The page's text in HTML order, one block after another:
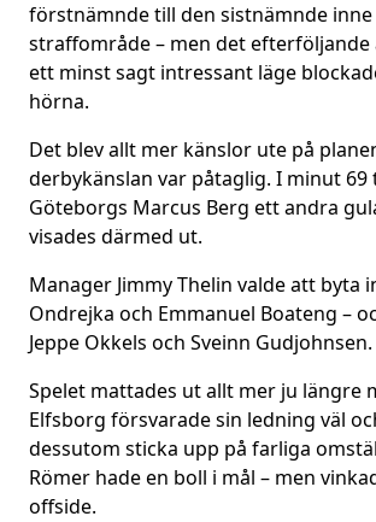
förstnämnde till den sistnämnde
straffområde – men det efterföljande
ett minst sagt intressant läge
hörna.
Det blev allt mer känslor ute på
derbykänslan var påtaglig. I minut 69
Göteborgs Marcus Berg ett andra
visades därmed ut.
Manager Jimmy Thelin valde att byta
Ondrejka och Emmanuel Boateng –
Jeppe Okkels och Sveinn Gudjohnsen.
Spelet mattades ut allt mer ju längre
Elfsborg försvarade sin ledning väl
dessutom sticka upp på farliga
Römer hade en boll i mål – men
offside.